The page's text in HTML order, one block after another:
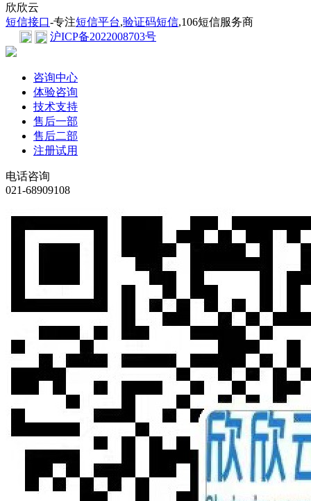
欣欣云
短信接口-专注短信平台,验证码短信,106短信服务商
沪ICP备2022008703号
咨询中心
体验咨询
技术支持
售后一部
售后二部
注册试用
电话咨询
021-68909108